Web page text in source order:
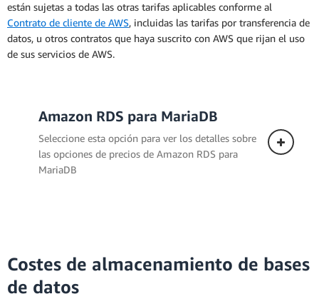
están sujetas a todas las otras tarifas aplicables conforme al
Contrato de cliente de AWS, incluidas las tarifas por transferencia de
datos, u otros contratos que haya suscrito con AWS que rijan el uso
de sus servicios de AWS.
Amazon RDS para MariaDB
Seleccione esta opción para ver los detalles sobre
las opciones de precios de Amazon RDS para
MariaDB
Costes de almacenamiento de bases
de datos